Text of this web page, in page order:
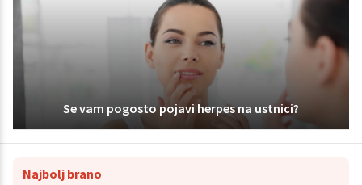
Se vam pogosto pojavi herpes na ustnici?
Najbolj brano